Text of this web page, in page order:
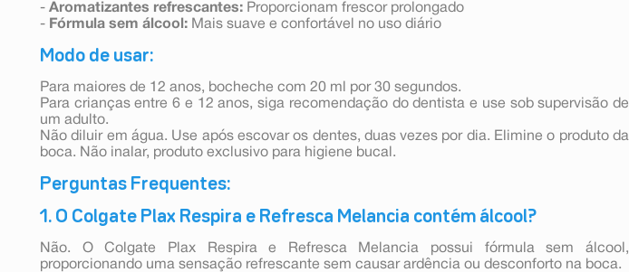
- Aromatizantes refrescantes: Proporcionam frescor prolongado
- Fórmula sem álcool: Mais suave e confortável no uso diário
Modo de usar:
Para maiores de 12 anos, bocheche com 20 ml por 30 segundos.
Para crianças entre 6 e 12 anos, siga recomendação do dentista e use sob supervisão de
um adulto.
Não diluir em água. Use após escovar os dentes, duas vezes por dia. Elimine o produto da
boca. Não inalar, produto exclusivo para higiene bucal.
Perguntas Frequentes:
1. O Colgate Plax Respira e Refresca Melancia contém álcool?
Não. O Colgate Plax Respira e Refresca Melancia possui fórmula sem álcool,
proporcionando uma sensação refrescante sem causar ardência ou desconforto na boca.